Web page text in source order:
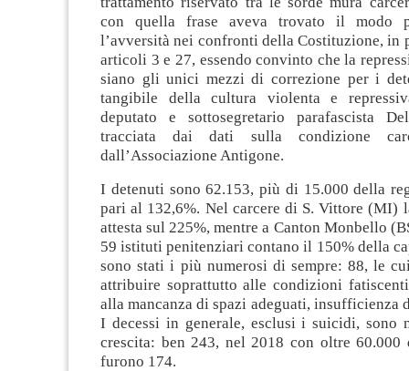
con quella frase aveva trovato il modo
l’avversità nei confronti della Costituzione, in
articoli 3 e 27, essendo convinto che la
siano gli unici mezzi di correzione per i
tangibile della cultura violenta e
deputato e sottosegretario parafascista
tracciata dai dati sulla condizione
dall’Associazione Antigone.
I detenuti sono 62.153, più di 15.000 della
pari al 132,6%. Nel carcere di S. Vittore (MI)
attesta sul 225%, mentre a Canton Monbello
59 istituti penitenziari contano il 150% della
sono stati i più numerosi di sempre: 88, le
attribuire soprattutto alle condizioni
alla mancanza di spazi adeguati, insufficienza
I decessi in generale, esclusi i suicidi, sono
crescita: ben 243, nel 2018 con oltre
furono 174.